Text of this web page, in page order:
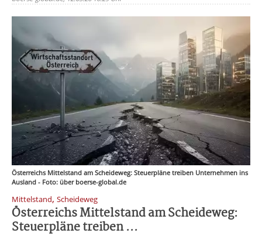
Österreichs Mittelstand am Scheideweg: Steuerpläne treiben Unternehmen ins
Ausland - Foto: über boerse-global.de
Mittelstand, Scheideweg
Österreichs Mittelstand am Scheideweg:
Steuerpläne treiben ...